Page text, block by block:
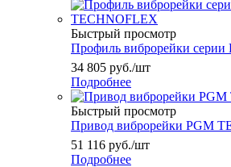
Быстрый просмотр
Профиль виброрейки
34 805 руб./шт
Подробнее
Быстрый просмотр
Привод виброрейки PGM
51 116 руб./шт
Подробнее